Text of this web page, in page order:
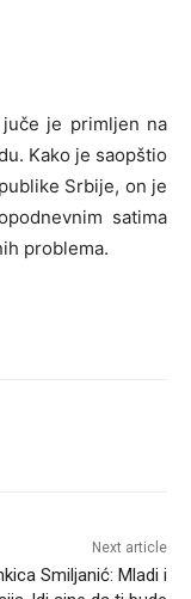
je primljen na
Kako je saopštio
Srbije, on je
satima
problema.
Next article
Smiljanić: Mladi i